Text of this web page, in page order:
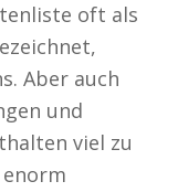
oft als
Aber auch
und
viel zu